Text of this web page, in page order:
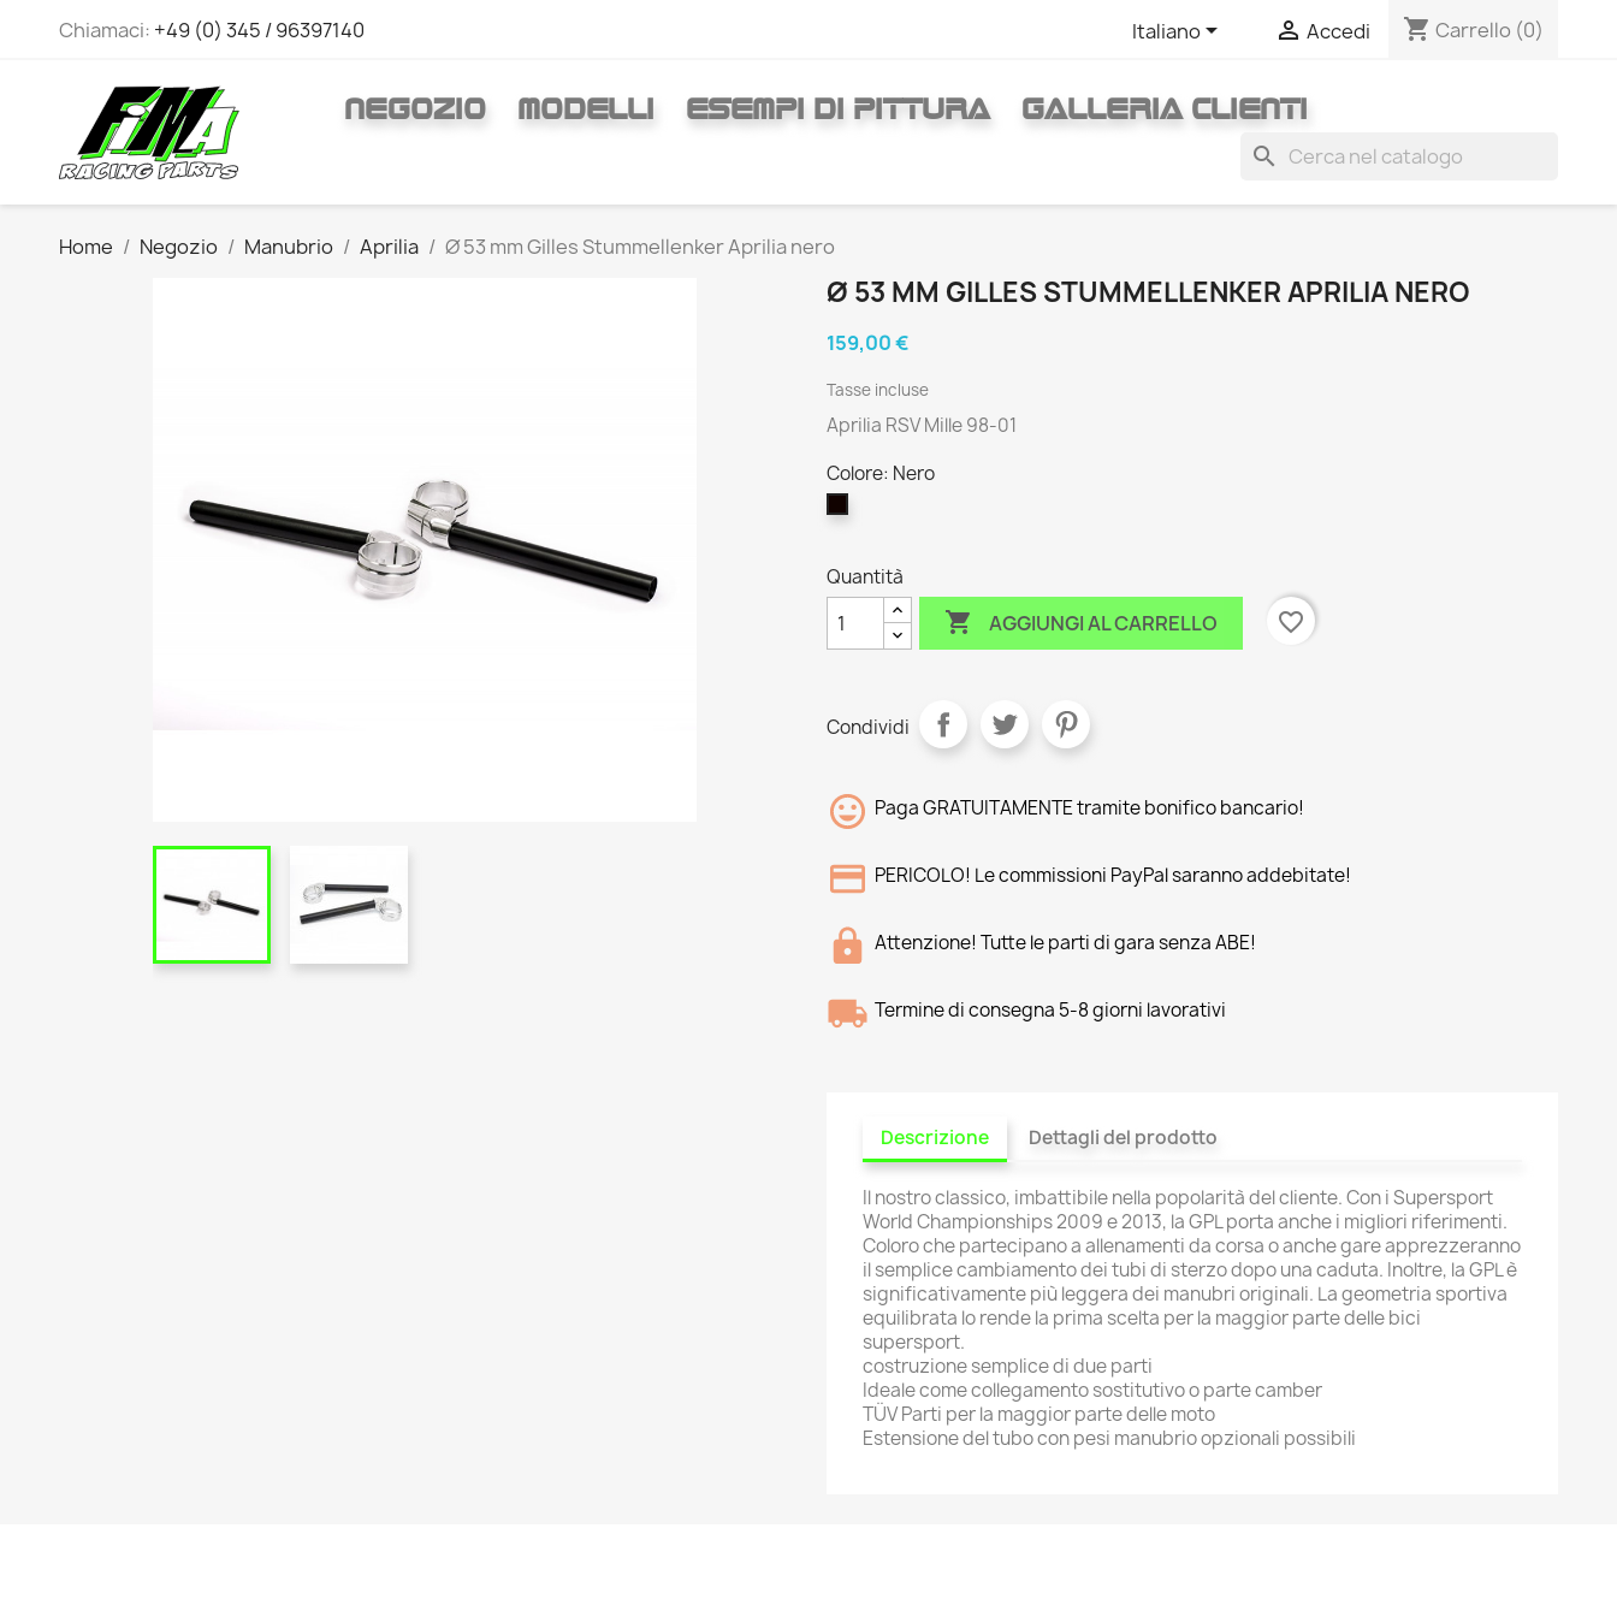
Chiamaci: +49 (0) 345 / 96397140 Italiano  Accedi shopping_cart Carrello (0)
NEGOZIO MODELLI ESEMPI DI PITTURA
GALLERIA CLIENTI
search
Home Negozio Manubrio Aprilia Ø 53 mm Gilles Stummellenker Aprilia nero
Ø 53 MM GILLES STUMMELLENKER APRILIA NERO
159,00 €
Tasse incluse
Aprilia RSV Mille 98-01
Colore: Nero
Quantità
 AGGIUNGI AL CARRELLO favorite_border
Condividi
Paga GRATUITAMENTE tramite bonifico bancario!
PERICOLO! Le commissioni PayPal saranno addebitate!
Attenzione! Tutte le parti di gara senza ABE!
Termine di consegna 5-8 giorni lavorativi
Descrizione Dettagli del prodotto
Il nostro classico, imbattibile nella popolarità del cliente. Con i Supersport
World Championships 2009 e 2013, la GPL porta anche i migliori riferimenti.
Coloro che partecipano a allenamenti da corsa o anche gare apprezzeranno
il semplice cambiamento dei tubi di sterzo dopo una caduta. Inoltre, la GPL è
significativamente più leggera dei manubri originali. La geometria sportiva
equilibrata lo rende la prima scelta per la maggior parte delle bici
supersport.
costruzione semplice di due parti
Ideale come collegamento sostitutivo o parte camber
TÜV Parti per la maggior parte delle moto
Estensione del tubo con pesi manubrio opzionali possibili